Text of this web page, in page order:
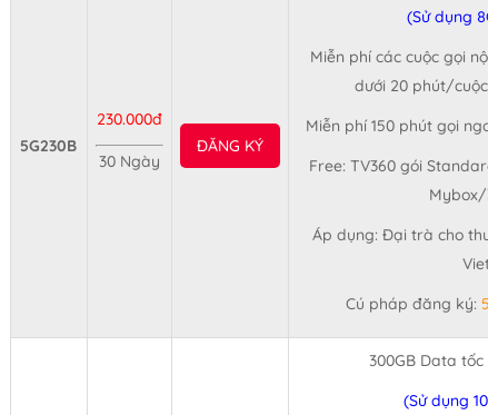
5G230B
230.000đ
30 Ngày
ĐĂNG KÝ
(Sử dụng
Miễn phí các cuộc gọi
dưới 20 phút/cuộc
Miễn phí 150 phút gọi
Free: TV360 gói
Mybox/
Áp dụng: Đại trà cho
Cú pháp đăng ký:
300GB Data tốc
(Sử dụng